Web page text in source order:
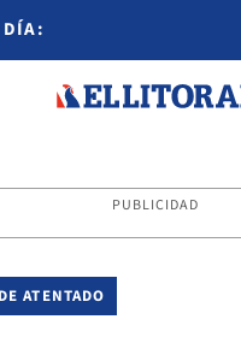
DÍA:
PUBLICIDAD
ATENTADO